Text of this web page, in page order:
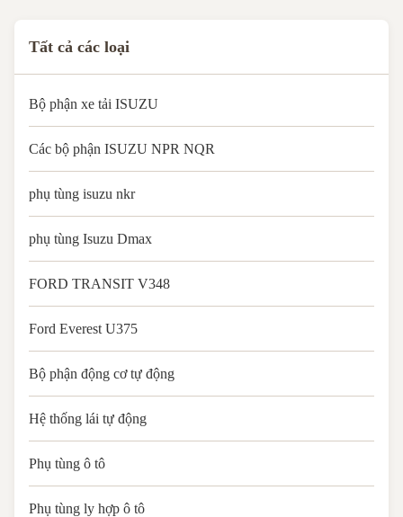
Tất cả các loại
Bộ phận xe tải ISUZU
Các bộ phận ISUZU NPR NQR
phụ tùng isuzu nkr
phụ tùng Isuzu Dmax
FORD TRANSIT V348
Ford Everest U375
Bộ phận động cơ tự động
Hệ thống lái tự động
Phụ tùng ô tô
Phụ tùng ly hợp ô tô